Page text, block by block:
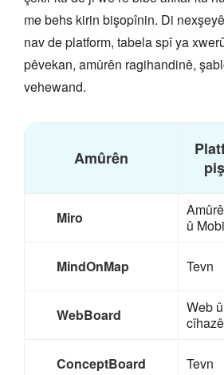
me behs kirin bişopînin. Di
nav de platform, tabela spî ya
pêvekan, amûrên ragihandinê,
vehewand.
Amûrên
Miro
û
MindOnMap Tevn
WebBoard
Web û
ConceptBoard Tevn